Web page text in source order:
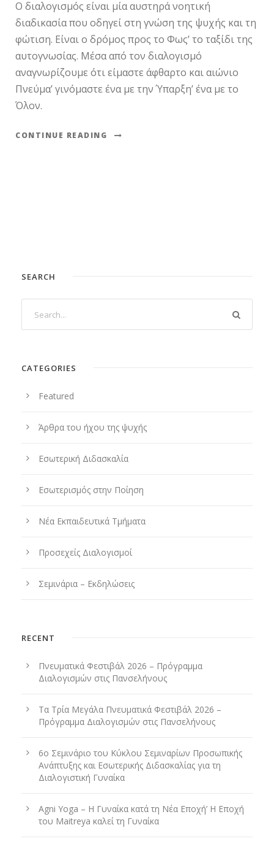
Ο διαλογισμός είναι μία αυστηρά νοητική
διαδικασία που οδηγεί στη γνώση της ψυχής και τη
φώτιση. Είναι ο δρόμος προς το Φως’ το ταξίδι της
αυτογνωσίας. Μέσα από τον διαλογισμό
αναγνωρίζουμε ότι είμαστε άφθαρτο και αιώνιο
Πνεύμα’ γινόμαστε ένα με την Ύπαρξη’ ένα με το
Όλον.
CONTINUE READING
SEARCH
CATEGORIES
Featured
Άρθρα του ήχου της ψυχής
Εσωτερική Διδασκαλία
Εσωτερισμός στην Ποίηση
Νέα Εκπαιδευτικά Τμήματα
Προσεχείς Διαλογισμοί
Σεμινάρια – Εκδηλώσεις
RECENT
Πνευματικά Φεστιβάλ 2026 – Πρόγραμμα
Διαλογισμών στις Πανσελήνους
Τα Τρία Μεγάλα Πνευματικά Φεστιβάλ 2026 –
Πρόγραμμα Διαλογισμών στις Πανσελήνους
6ο Σεμινάριο του Κύκλου Σεμιναρίων Προσωπικής
Ανάπτυξης και Εσωτερικής Διδασκαλίας για τη
Διαλογιστική Γυναίκα
Agni Yoga – Η Γυναίκα κατά τη Νέα Εποχή’ Η Εποχή
του Maitreya καλεί τη Γυναίκα